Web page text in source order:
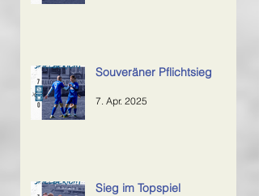
Souveräner Pflichtsieg
7. Apr. 2025
Sieg im Topspiel